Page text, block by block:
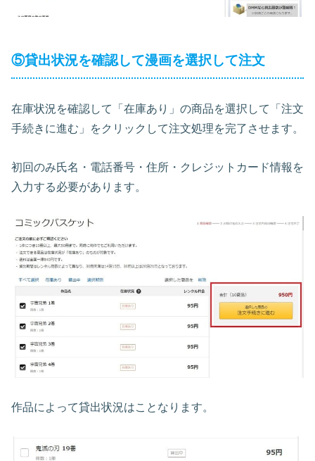
⑤貸出状況を確認して漫画を選択して注文
在庫状況を確認して「在庫あり」の商品を選択して「注文
手続きに進む」をクリックして注文処理を完了させます。
初回のみ氏名・電話番号・住所・クレジットカード情報を
入力する必要があります。
作品によって貸出状況はことなります。